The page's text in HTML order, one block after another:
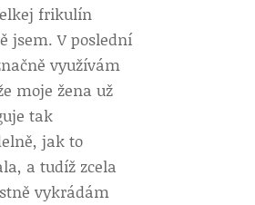
frikulín
jsem. V poslední
využívám
moje žena už
tak
jak to
a tudíž zcela
vykrádám